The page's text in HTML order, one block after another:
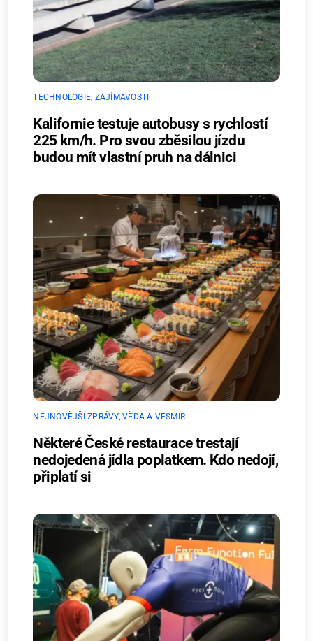
TECHNOLOGIE, ZAJÍMAVOSTI
Kalifornie testuje autobusy s rychlostí
225 km/h. Pro svou zběsilou jízdu
budou mít vlastní pruh na dálnici
NEJNOVĚJŠÍ ZPRÁVY,VĚDA A VESMÍR
Některé České restaurace trestají
nedojedená jídla poplatkem. Kdo nedojí,
připlatí si